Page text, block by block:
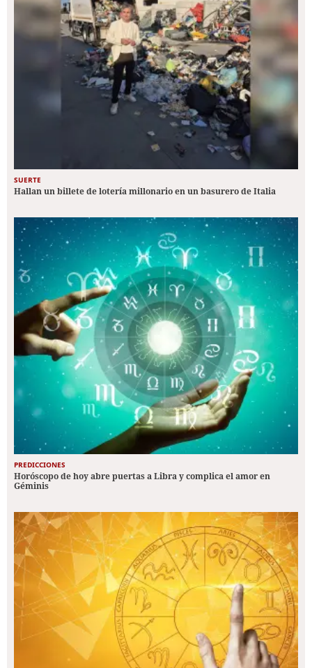
SUERTE
Hallan un billete de lotería millonario en un basurero de Italia
PREDICCIONES
Horóscopo de hoy abre puertas a Libra y complica el amor en
Géminis